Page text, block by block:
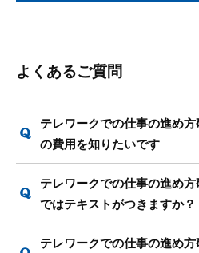
よくあるご質問
テレワークでの仕事の進め
の費用を知りたいです
テレワークでの仕事の進め
ではテキストがつきますか？
テレワークでの仕事の進め